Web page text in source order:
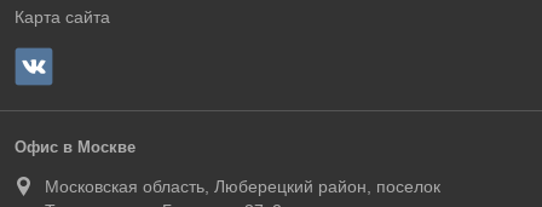
Карта сайта
Офис в Москве
Московская область, Люберецкий район, поселок